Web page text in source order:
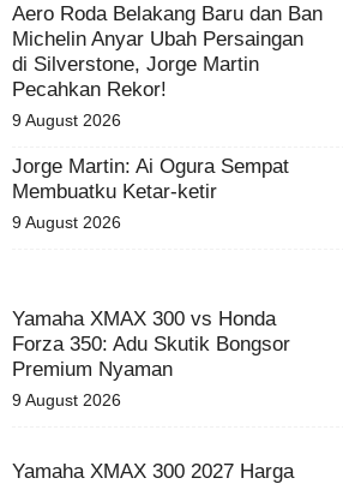
Aero Roda Belakang Baru dan
Ban Michelin Anyar Ubah
Persaingan di Silverstone, Jorge
Martin Pecahkan Rekor!
9 August 2026
Jorge Martin: Ai Ogura Sempat
Membuatku Ketar-ketir
9 August 2026
Yamaha XMAX 300 vs Honda
Forza 350: Adu Skutik Bongsor
Premium Nyaman
9 August 2026
Yamaha XMAX 300 2027 Harga